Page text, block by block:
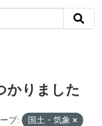
かりました
プ:
国土・気象